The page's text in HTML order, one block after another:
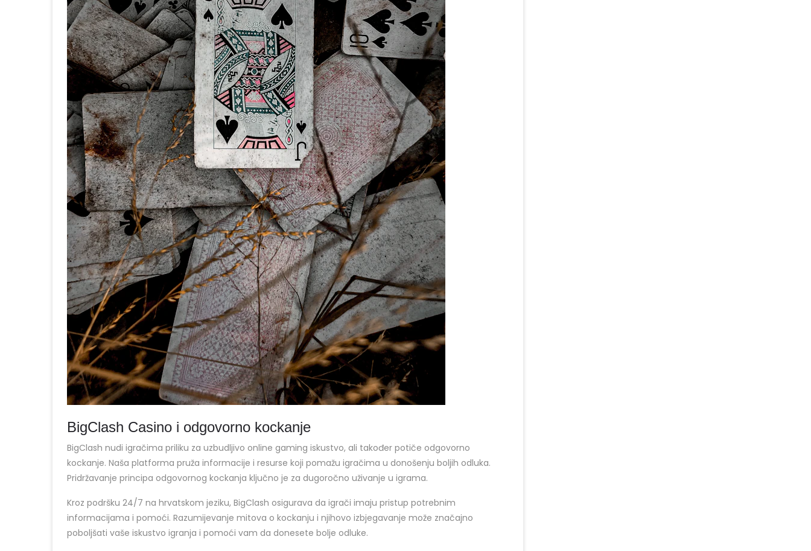
BigClash Casino i odgovorno kockanje
BigClash nudi igračima priliku za uzbudljivo online gaming iskustvo, ali također potiče odgovorno
kockanje. Naša platforma pruža informacije i resurse koji pomažu igračima u donošenju boljih odluka.
Pridržavanje principa odgovornog kockanja ključno je za dugoročno uživanje u igrama.
Kroz podršku 24/7 na hrvatskom jeziku, BigClash osigurava da igrači imaju pristup potrebnim
informacijama i pomoći. Razumijevanje mitova o kockanju i njihovo izbjegavanje može značajno
poboljšati vaše iskustvo igranja i pomoći vam da donesete bolje odluke.